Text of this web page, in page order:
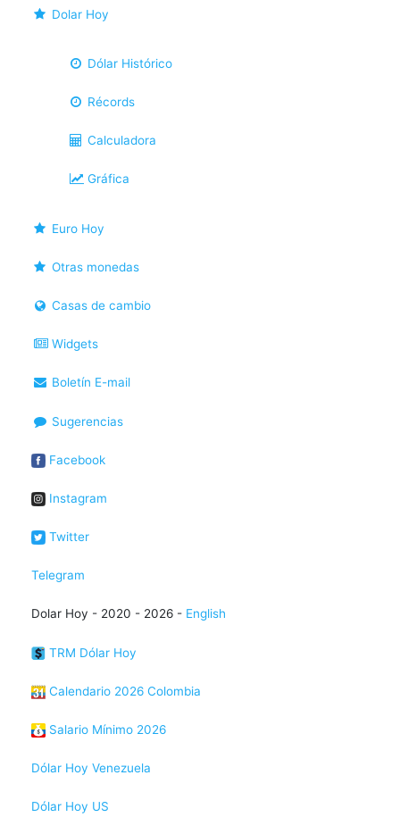
Dolar Hoy
Dólar Histórico
Récords
Calculadora
Gráfica
Euro Hoy
Otras monedas
Casas de cambio
Widgets
Boletín E-mail
Sugerencias
Facebook
Instagram
Twitter
Telegram
Dolar Hoy - 2020 - 2026 - English
TRM Dólar Hoy
Calendario 2026 Colombia
Salario Mínimo 2026
Dólar Hoy Venezuela
Dólar Hoy US